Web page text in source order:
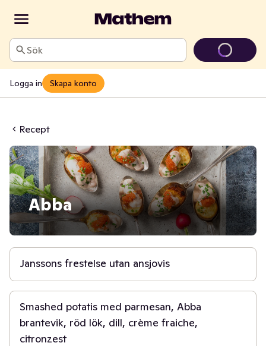
Sök
Logga in Skapa konto
Recept
Abba
1 t 30 min
Janssons frestelse utan ansjovis
40 min
Smashed potatis med parmesan, Abba
brantevik, röd lök, dill, crème fraiche,
citronzest